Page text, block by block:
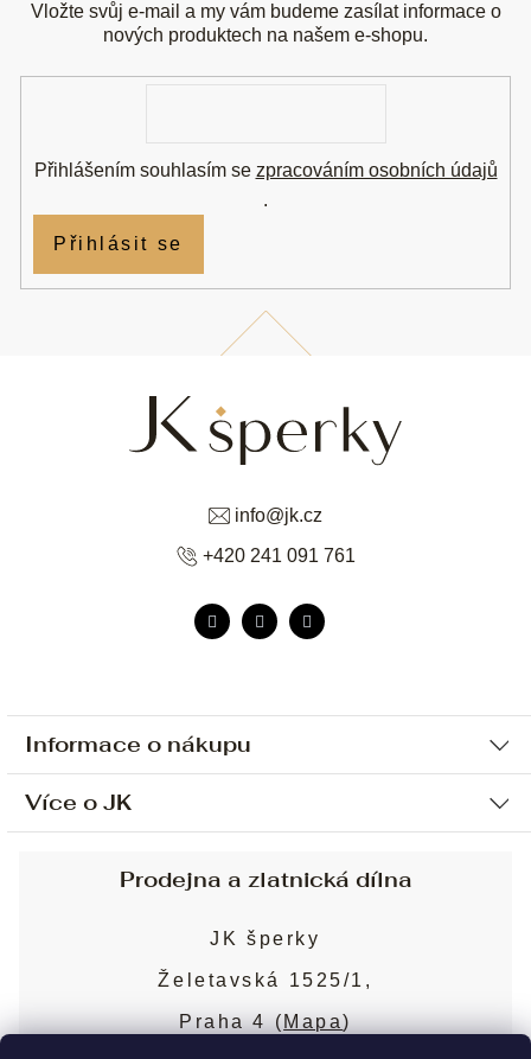
Informace o nákupu
Ochrana osobních údajů
Sjednání osobní schůzky
Obchodní podmínky
Puncovní značky
Více o JK
Blog
info@jk.cz
+420 241 091 761
Vložte svůj e-mail a my vám budeme zasílat informace o
nových produktech na našem e-shopu.
Přihlášením souhlasím se zpracováním osobních údajů
.
Přihlásit se
Prodejna a zlatnická dílna
JK šperky
Želetavská 1525/1,
Praha 4 ( Mapa)